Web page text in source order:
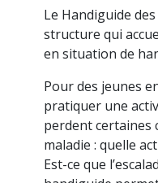
Le Handiguide
structure qui
en situation de
Pour des jeunes
pratiquer une
perdent certaines
maladie : quelle
Est-ce que